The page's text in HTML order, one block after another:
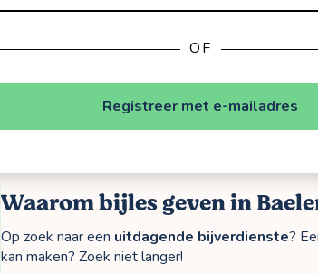
OF
Registreer met e-mailadres
Waarom bijles geven in
Op zoek naar een uitdagende bijverdienste?
kan maken? Zoek niet langer!